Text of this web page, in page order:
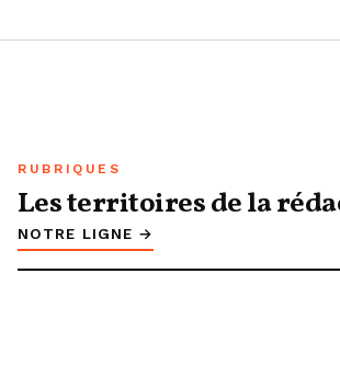
RUBRIQUES
Les territoires de la
NOTRE LIGNE →
L'actu
Mode